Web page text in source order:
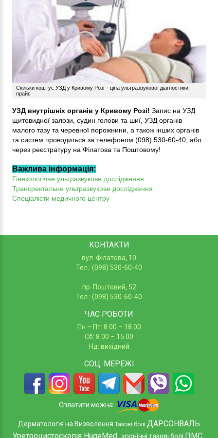
Скільки коштує УЗД у Кривому Розі – ціна ультразвукової діагностики:
прайс
УЗД внутрішніх органів у Кривому Розі! Запис на УЗД
щитовидної залози, судин голови та шиї, УЗД органів
малого тазу та черевної порожнини, а також інших органів
та систем проводиться за телефоном (098) 530-60-40, або
через реєстратуру на Філатова та Поштовому!
Важлива інформація:
Гінекологічне ультразвукове дослідження
Трансректальне ультразвукове дослідження
Спеціалісти медичного центру
КОНТАКТИ
вул. Філатова, 10
Тел.: (098) 530-60-40
пр. Поштовий, 52
Тел.: (098) 530-60-40
ЧАС РОБОТИ
Пн – Пт: 8.00 – 18.00
Сб: 8.00 – 15.00
Нд: вихідний
СОЦ. МЕРЕЖІ
Сплатити можна:
Дерматологія на Визволення Тазові болі ДАРСОНВАЛЬ
Уретроцистоскопія HugeMed
хронічні тазові болі ПМС